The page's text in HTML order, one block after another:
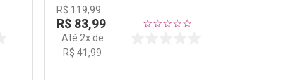
R$119,99
R$ 83,99
Até 2x de
R$ 41,99
☆☆☆☆☆